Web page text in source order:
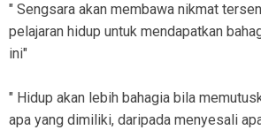
" Sengsara akan membawa nikmat
pelajaran hidup untuk mendapatkan
ini"
" Hidup akan lebih bahagia bila
apa yang dimiliki, daripada menyesali